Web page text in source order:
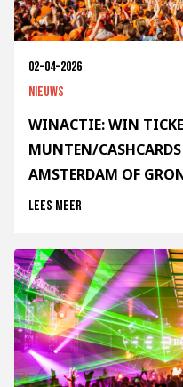
02-04-2026
Nieuws
WINACTIE: WIN
MUNTEN/
AMSTERDAM OF
Lees meer